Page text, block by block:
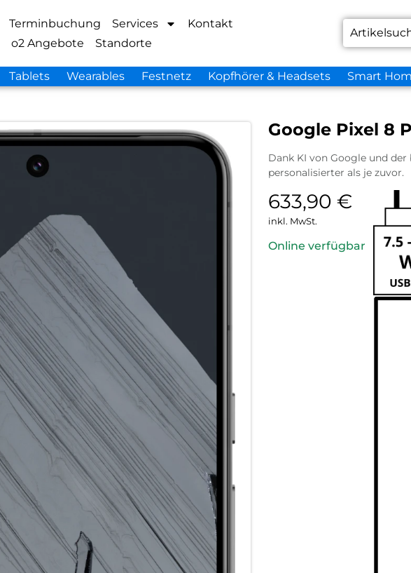
Terminbuchung Services
Kontakt
o2 Angebote Standorte
Tablets Wearables Festnetz Kopfhörer & Headsets Smart
Google Pixel 8
Dank KI von Google und
personalisierter als je zuvor.
633,90 €
inkl. MwSt.
Online verfügbar